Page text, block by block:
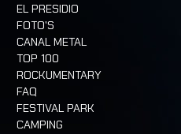
EL PRESIDIO
FOTO'S
CANAL METAL
TOP 100
ROCKUMENTARY
FAQ
FESTIVAL PARK
CAMPING